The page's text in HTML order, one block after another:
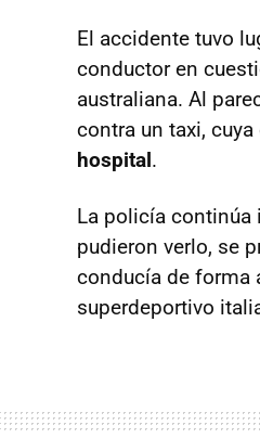
El accidente tuvo
conductor en
australiana. Al
contra un taxi,
hospital.
La policía continúa
pudieron verlo, se
conducía de forma
superdeportivo